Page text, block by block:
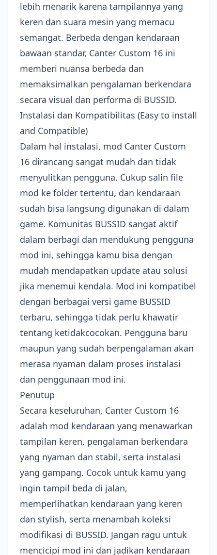
lebih menarik karena tampilannya yang
keren dan suara mesin yang memacu
semangat. Berbeda dengan kendaraan
bawaan standar, Canter Custom 16 ini
memberi nuansa berbeda dan
memaksimalkan pengalaman berkendara
secara visual dan performa di BUSSID.
Instalasi dan Kompatibilitas (Easy to install
and Compatible)
Dalam hal instalasi, mod Canter Custom
16 dirancang sangat mudah dan tidak
menyulitkan pengguna. Cukup salin file
mod ke folder tertentu, dan kendaraan
sudah bisa langsung digunakan di dalam
game. Komunitas BUSSID sangat aktif
dalam berbagi dan mendukung pengguna
mod ini, sehingga kamu bisa dengan
mudah mendapatkan update atau solusi
jika menemui kendala. Mod ini kompatibel
dengan berbagai versi game BUSSID
terbaru, sehingga tidak perlu khawatir
tentang ketidakcocokan. Pengguna baru
maupun yang sudah berpengalaman akan
merasa nyaman dalam proses instalasi
dan penggunaan mod ini.
Penutup
Secara keseluruhan, Canter Custom 16
adalah mod kendaraan yang menawarkan
tampilan keren, pengalaman berkendara
yang nyaman dan stabil, serta instalasi
yang gampang. Cocok untuk kamu yang
ingin tampil beda di jalan,
memperlihatkan kendaraan yang keren
dan stylish, serta menambah koleksi
modifikasi di BUSSID. Jangan ragu untuk
mencicipi mod ini dan jadikan kendaraan